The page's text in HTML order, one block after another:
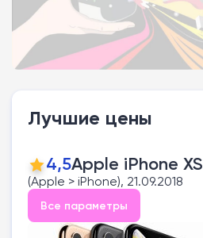
Лучшие цены
4,5Apple iPhone XS
(Apple > iPhone), 21.09.2018
Все параметры